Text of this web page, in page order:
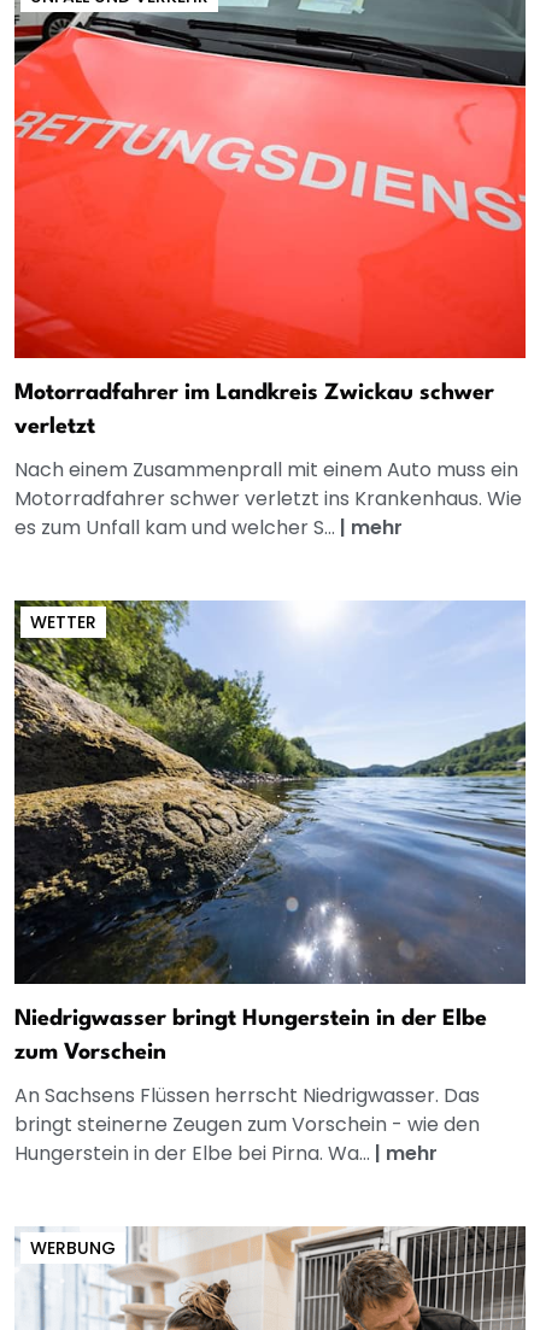
Motorradfahrer im Landkreis Zwickau schwer
verletzt
Nach einem Zusammenprall mit einem Auto muss ein
Motorradfahrer schwer verletzt ins Krankenhaus. Wie
es zum Unfall kam und welcher S... | mehr
WETTER
Niedrigwasser bringt Hungerstein in der Elbe
zum Vorschein
An Sachsens Flüssen herrscht Niedrigwasser. Das
bringt steinerne Zeugen zum Vorschein - wie den
Hungerstein in der Elbe bei Pirna. Wa... | mehr
WERBUNG